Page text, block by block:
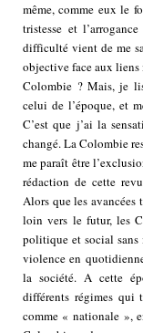
même, comme eux le
tristesse et
difficulté vient de me
objective face aux
Colombie ? Mais, je
celui de l’époque, et
C’est que j’ai la
changé. La Colombie
me paraît être
rédaction de cette
Alors que les
loin vers le futur, les
politique et social sans
violence en
la société. A cette
différents régimes qui
comme « nationale »,